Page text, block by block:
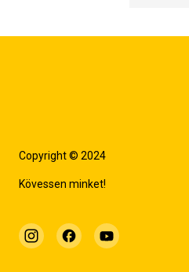
Copyright © 2024
Kövessen minket!